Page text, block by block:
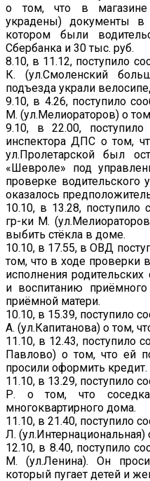
о том, что в
украдены) документы в
котором были
Сбербанка и 30 тыс. руб.
8.10, в 11.12, поступило
К. (ул.Смоленский
подъезда украли
9.10, в 4.26, поступило
М. (ул.Мелиораторов) о
9.10, в 22.00,
инспектора ДПС о том,
ул.Пролетарской был
«Шевроле» под
проверке водительского
оказалось
10.10, в 13.28, поступило
гр-ки М.
выбить стёкла в доме.
10.10, в 17.55, в ОВД
том, что в ходе проверки
исполнения
и воспитанию
приёмной матери.
10.10, в 15.39, поступило
А. (ул.Капитанова) о том,
11.10, в 12.43, поступило
Павлово) о том, что ей
просили оформить кредит.
11.10, в 13.29, поступило
Р. о том, что
многоквартирного дома.
11.10, в 21.40, поступило
Л.
12.10, в 8.40, поступило
М. (ул.Ленина). Он
который пугает детей и